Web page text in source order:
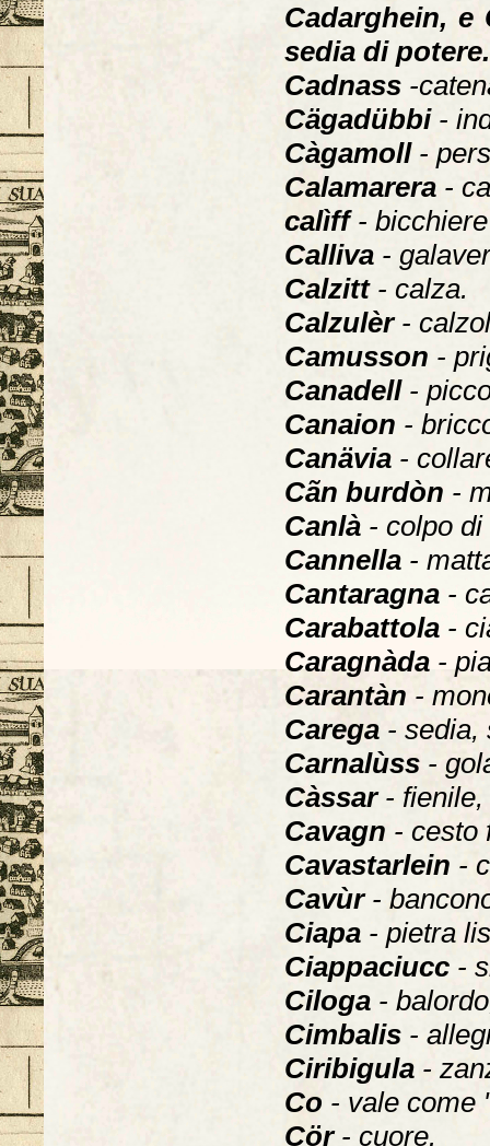
Cadarghein,
sedia di potere.
Cadnass -
Cägadübbi -
Càgamoll -
Calamarera -
calìff -
Calliva -
Calzitt - calza.
Calzulèr -
Camusson -
Canadell -
Canaion -
Canävia -
Cãn burdòn -
Canlà - colpo
Cannella -
Cantaragna -
Carabattola -
Caragnàda -
Carantàn -
Carega - sedia,
Carnalùss -
Càssar -
Cavagn - cesto
Cavastarlein -
Cavùr -
Ciapa - pietra
Ciappaciucc -
Ciloga -
Cimbalis -
Ciribigula -
Co - vale come
Cör - cuore.